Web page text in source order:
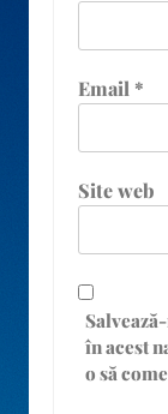
Email *
Site web
în acest
o să